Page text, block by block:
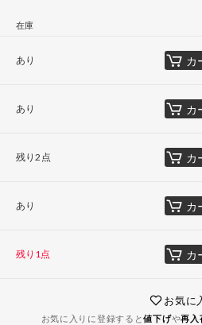
在庫
あり カ
あり カ
残り2点 カ
あり カ
残り1点 カ
お気に
お気に入りに登録すると値下げや再入